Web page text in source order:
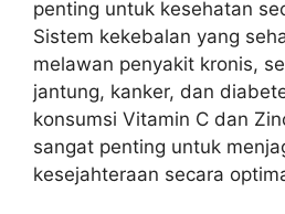
penting untuk kesehatan
Sistem kekebalan yang
melawan penyakit kronis,
jantung, kanker, dan
konsumsi Vitamin C dan
sangat penting untuk
kesejahteraan secara